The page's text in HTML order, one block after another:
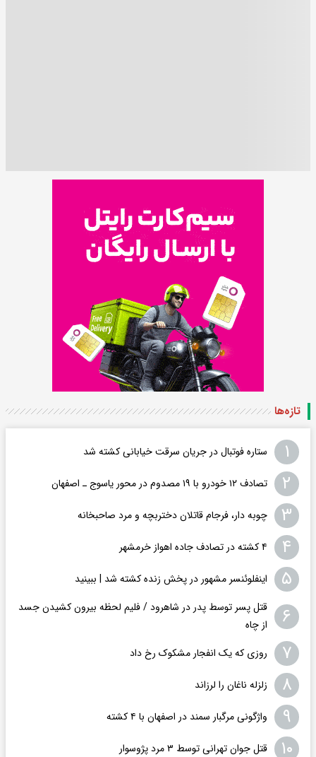
تازه‌ها
۱ ستاره فوتبال در جریان سرقت خیابانی کشته شد
۲ تصادف ۱۲ خودرو با ۱۹ مصدوم در محور یاسوج ـ اصفهان
۳ چوبه دار، فرجام قاتلان دختربچه و مرد صاحبخانه
۴ ۴ کشته در تصادف جاده اهواز خرمشهر
۵ اینفلوئنسر مشهور در پخش زنده کشته شد | ببینید
۶
قتل پسر توسط پدر در شاهرود / فلیم لحظه بیرون کشیدن جسد
از چاه
۷ روزی که یک انفجار مشکوک رخ داد
۸ زلزله ناغان را لرزاند
۹ واژگونی مرگبار سمند در اصفهان با ۴ کشته
۱۰ قتل جوان تهرانی توسط ۳ مرد پژوسوار